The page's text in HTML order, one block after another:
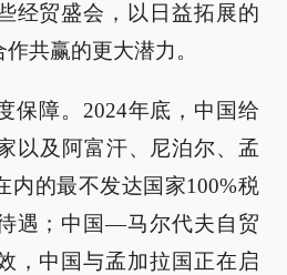
经贸盛会，以日益拓展的
共赢的更大潜力。
保障。2024年底，中国给
以及阿富汗、尼泊尔、孟
内的最不发达国家100%税
遇；中国—马尔代夫自贸
，中国与孟加拉国正在启